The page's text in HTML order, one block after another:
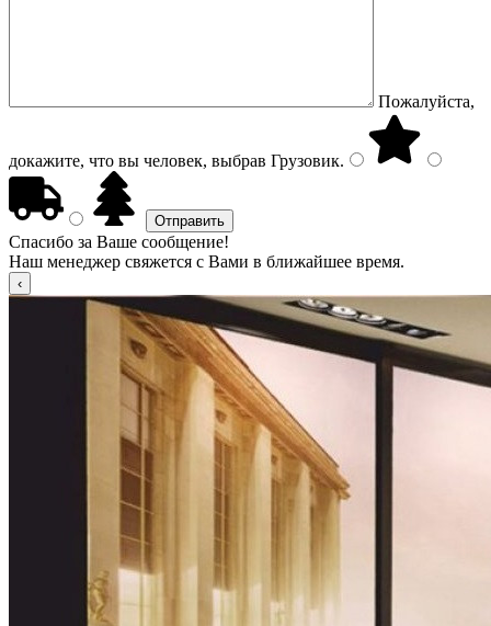
Пожалуйста,
докажите, что вы человек, выбрав Грузовик.
Спасибо за Ваше сообщение!
Наш менеджер свяжется с Вами в ближайшее время.